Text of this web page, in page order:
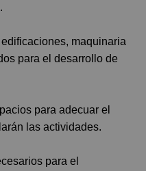
maquinaria
para el desarrollo de
para adecuar el
las actividades.
para el